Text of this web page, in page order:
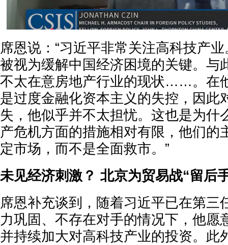
席恩说：“习近平非常关注高科技产
被视为缓解中国经济困境的关键。与
不太在意房地产行业的现状……。在
是过度金融化资本主义的失控，因此
失，他似乎并不太担忧。这也是为什
产危机方面的措施相对有限，他们的
定市场，而不是全面救市。”
未见经济刺激？ 北京为贸易战“留后
席恩补充谈到，随着习近平已在第三
力巩固、不存在对手的情况下，他愿
并持续加大对高科技产业的投资。此